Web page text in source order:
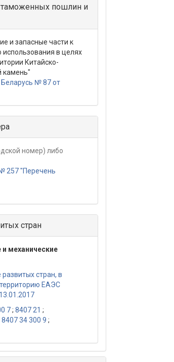
пошлин и
и запасные части к
в целях
Китайско-
камень"
№ 87 от
номер) либо
257 "Перечень
стран
механические
стран, в
ЕАЭС
7; 8407 21 ;
8407 34 300 9 ;